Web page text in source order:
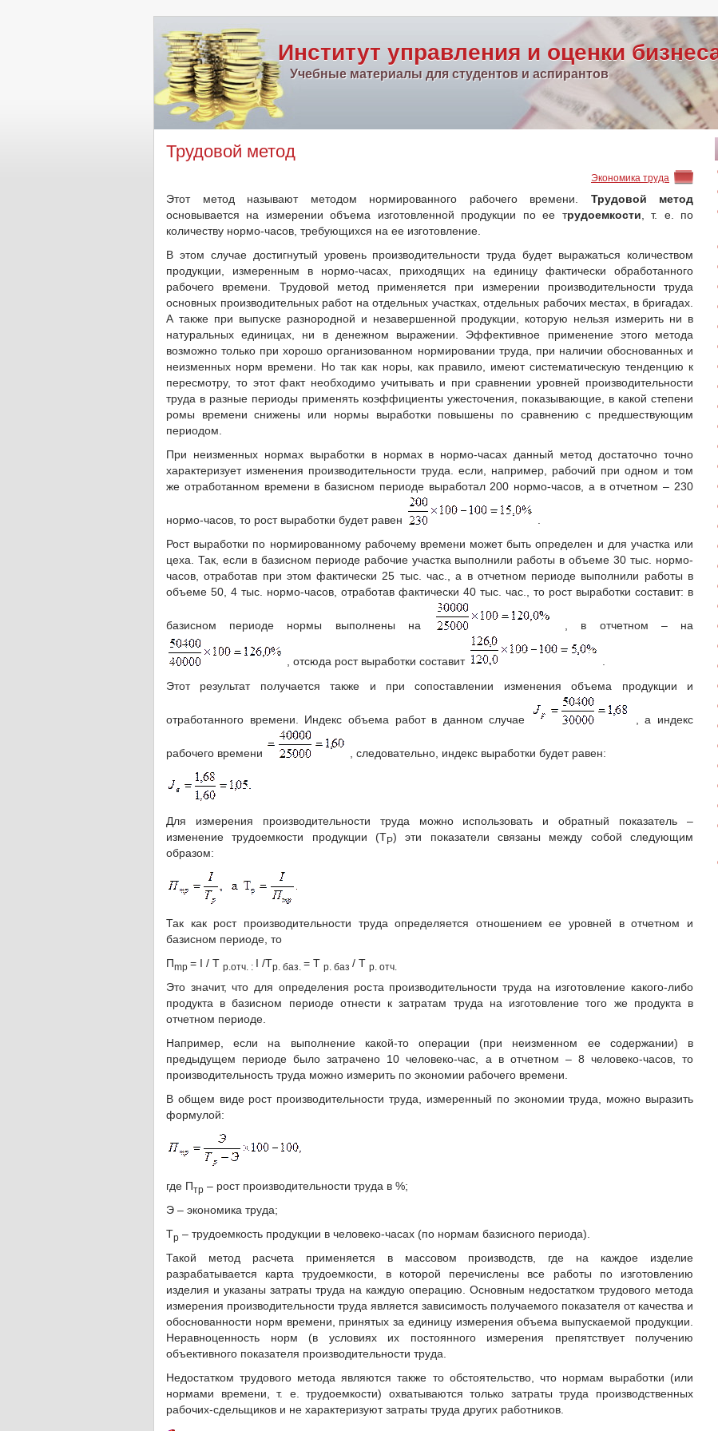
Институт управления и оценки
Учебные материалы для студентов и аспирантов
Трудовой метод
Экономика труда
Этот метод называют методом нормированного рабочего времени. Трудовой метод
основывается на измерении объема изготовленной продукции по ее трудоемкости , т. е. по
количеству нормо-часов, требующихся на ее изготовление.
В этом случае достигнутый уровень производительности труда будет выражаться количеством
продукции, измеренным в нормо-часах, приходящих на единицу фактически обработанного
рабочего времени. Трудовой метод применяется при измерении производительности труда
основных производительных работ на отдельных участках, отдельных рабочих местах, в бригадах.
А также при выпуске разнородной и незавершенной продукции, которую нельзя измерить ни в
натуральных единицах, ни в денежном выражении. Эффективное применение этого метода
возможно только при хорошо организованном нормировании труда, при наличии обоснованных и
неизменных норм времени. Но так как норы, как правило, имеют систематическую тенденцию к
пересмотру, то этот факт необходимо учитывать и при сравнении уровней производительности
труда в разные периоды применять коэффициенты ужесточения, показывающие, в какой степени
ромы времени снижены или нормы выработки повышены по сравнению с предшествующим
периодом.
При неизменных нормах выработки в нормах в нормо-часах данный метод достаточно точно
характеризует изменения производительности труда. если, например, рабочий при одном и том
же отработанном времени в базисном периоде выработал 200 нормо-часов, а в отчетном – 230
нормо-часов, то рост выработки будет равен
.
Рост выработки по нормированному рабочему времени может быть определен и для участка или
цеха. Так, если в базисном периоде рабочие участка выполнили работы в объеме 30 тыс. нормо-
часов, отработав при этом фактически 25 тыс. час., а в отчетном периоде выполнили работы в
объеме 50, 4 тыс. нормо-часов, отработав фактически 40 тыс. час., то рост выработки составит: в
базисном периоде нормы выполнены на , в отчетном – на
, отсюда рост выработки составит
.
Этот результат получается также и при сопоставлении изменения объема продукции и
отработанного времени. Индекс объема работ в данном случае , а индекс
рабочего времени , следовательно, индекс выработки будет равен:
Для измерения производительности труда можно использовать и обратный показатель –
изменение трудоемкости продукции (ТР) эти показатели связаны между собой следующим
образом:
Так как рост производительности труда определяется отношением ее уровней в отчетном и
базисном периоде, то
Пmp = I / T p .отч. : I /Tр. баз. = Т р. баз / Т р. отч
Это значит, что для определения роста производительности труда на изготовление какого-либо
продукта в базисном периоде отнести к затратам труда на изготовление того же продукта в
отчетном периоде.
Например, если на выполнение какой-то операции (при неизменном ее содержании) в
предыдущем периоде было затрачено 10 человеко-час, а в отчетном – 8 человеко-часов, то
производительность труда можно измерить по экономии рабочего времени.
В общем виде рост производительности труда, измеренный по экономии труда, можно выразить
формулой:
где Птр – рост производительности труда в %;
Э – экономика труда;
Тр – трудоемкость продукции в человеко-часах (по нормам базисного периода).
Такой метод расчета применяется в массовом производств, где на каждое изделие
разрабатывается карта трудоемкости, в которой перечислены все работы по изготовлению
изделия и указаны затраты труда на каждую операцию. Основным недостатком трудового метода
измерения производительности труда является зависимость получаемого показателя от качества и
обоснованности норм времени, принятых за единицу измерения объема выпускаемой продукции.
Неравноценность норм (в условиях их постоянного измерения препятствует получению
объективного показателя производительности труда.
Недостатком трудового метода являются также то обстоятельство, что нормам выработки (или
нормами времени, т. е. трудоемкости) охватываются только затраты труда производственных
рабочих-сдельщиков и не характеризуют затраты труда других работников.